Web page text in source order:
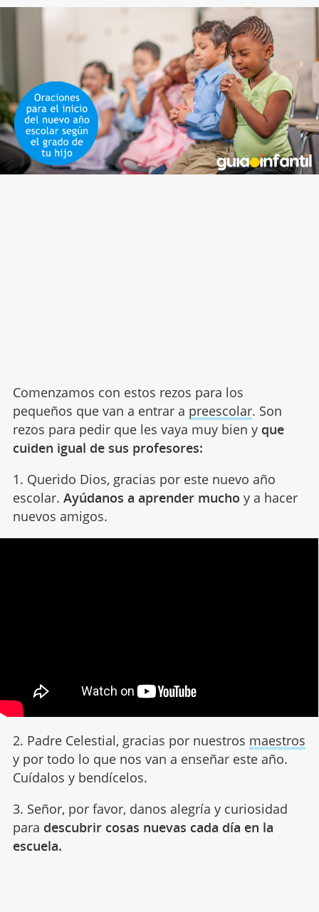
Comenzamos con estos rezos para los
pequeños que van a entrar a preescolar. Son
rezos para pedir que les vaya muy bien yque
cuiden igual de sus profesores:
1. Querido Dios, gracias por este nuevo año
escolar. Ayúdanos a aprender mucho y a hacer
nuevos amigos.
2. Padre Celestial, gracias por nuestros maestros
y por todo lo que nos van a enseñar este año.
Cuídalos y bendícelos.
3. Señor, por favor, danos alegría y curiosidad
para descubrir cosas nuevas cada día en la
escuela.